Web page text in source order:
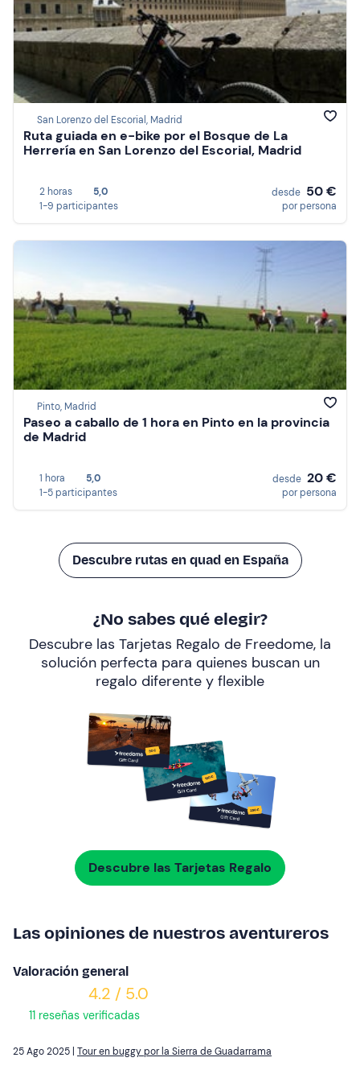
San Lorenzo del Escorial, Madrid
Ruta guiada en e-bike por el Bosque de La
Herrería en San Lorenzo del Escorial, Madrid
2 horas
5,0
1-9 participantes
desde 50 €
por persona
Pinto, Madrid
Paseo a caballo de 1 hora en Pinto en la provincia
de Madrid
1 hora
5,0
1-5 participantes
desde 20 €
por persona
Descubre rutas en quad en España
¿No sabes qué elegir?
Descubre las Tarjetas Regalo de Freedome, la
solución perfecta para quienes buscan un
regalo diferente y flexible
Descubre las Tarjetas Regalo
Las opiniones de nuestros aventureros
Valoración general
4.2 / 5.0
11 reseñas verificadas
25 Ago 2025 | Tour en buggy por la Sierra de Guadarrama